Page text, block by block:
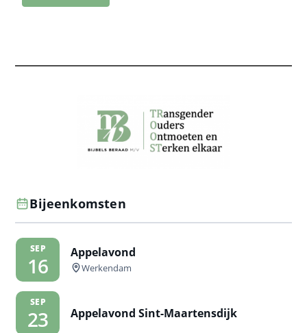
Bijeenkomsten
SEP
16
Appelavond
Werkendam
SEP
23 Appelavond Sint-Maartensdijk